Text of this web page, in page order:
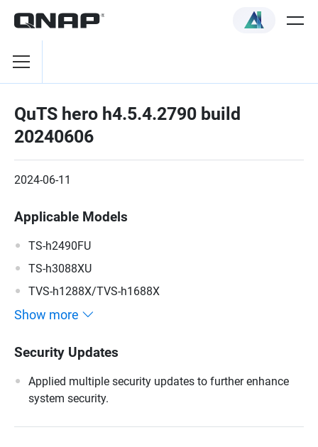
QuTS hero h4.5.4.2790 build
20240606
2024-06-11
Applicable Models
TS-h2490FU
TS-h3088XU
TVS-h1288X/TVS-h1688X
Show more
Security Updates
Applied multiple security updates to further enhance
system security.